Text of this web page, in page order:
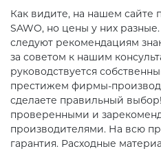
Как видите, на нашем сайте
SAWO, но цены у них
следуют рекомендациям
за советом к нашим
руководствуется
престижем фирмы-
сделаете правильный
проверенными и
производителями. На всю
гарантия. Расходные